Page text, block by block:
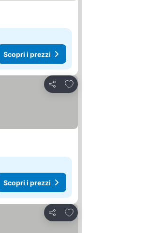
Scopri i prezzi
Condividi
Aggiungi ai preferiti
Scopri i prezzi
Condividi
Aggiungi ai preferiti